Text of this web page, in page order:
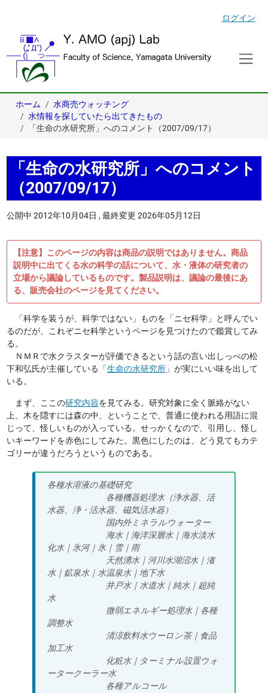
ログイン
ホーム
水商売ウォッチング
水情報を探していたら出てきたもの
「生命の水研究所」へのコメント（2007/09/17）
「生命の水研究所」へのコメント
（2007/09/17）
公開中 2012年10月04日 ,最終変更 2026年05月12日
【注意】このページの内容は商品の説明ではありません。商品
説明中に出てくる水の科学の話について、水・液体の研究者の
立場から議論しているものです。製品説明は、議論の最後にあ
る、販売会社のページを見てください。
「科学を装うが、科学ではない」ものを「ニセ科学」と呼んでい
るのだが、これぞニセ科学というページを見つけたので鑑賞してみ
る。
ＮＭＲで水クラスターが評価できるという話の言い出しっぺの松
下和弘氏が主催している「生命の水研究所 」が実にいい味を出して
いる。
まず、ここの研究内容を見てみる。研究対象に全く脈絡がない
上、木を隠すには森の中、ということで、普通に使われる用語に混
じって、怪しいものが入っている。せっかくなので、引用し、怪し
いキーワードを赤色にしてみた。黒色にしたのは、どう見てもカテ
ゴリーが違うだろうというものである。
各種水溶液の基礎研究
各種機器処理水（浄水器、活
水器、浄・活水器、磁気活水器）
国内外ミネラルウォーター
海水｜海洋深層水｜海水淡水
化水｜氷河｜氷｜雪｜雨
天然湧水｜河川水湖沼水｜潅
水｜鉱泉水｜水温泉水｜地下水
井戸水｜水道水｜純水｜超純
水
微弱エネルギー処理水｜ 各種
調整水
清涼飲料水ウーロン茶｜食品
加工水
化粧水｜ターミナル設置ウォ
ータークーラー水
各種アルコール